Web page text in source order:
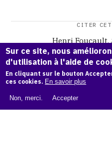
CITER
Henri Foucault,
Catalogue raisonné Henri
COPIER
Sur ce site, nous
d'utilisation à l'aide de
En cliquant sur le bouton
ces cookies. En savoir plus
Non, merci. Accepter